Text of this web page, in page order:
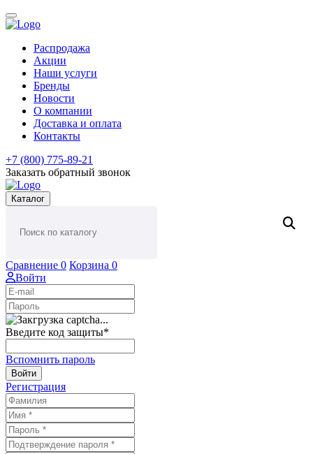
Распродажа
Акции
Наши услуги
Бренды
Новости
О компании
Доставка и оплата
Контакты
+7 (800) 775-89-21
Заказать обратный звонок
Каталог
Сравнение 0 Корзина 0
Войти
Введите код защиты*
Вспомнить пароль
Войти
Регистрация